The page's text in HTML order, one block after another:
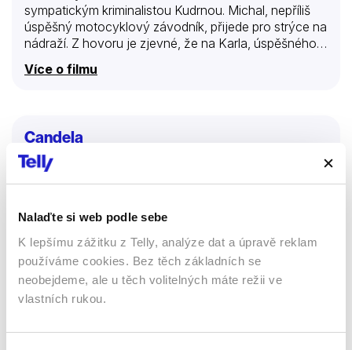
Nalaďte si web podle sebe
K lepšímu zážitku z Telly, analýze dat a úpravě reklam
používáme cookies. Bez těch základních se
neobejdeme, ale u těch volitelných máte režii ve
vlastních rukou.
sympatickým kriminalistou Kudrnou. Michal, nepříliš
úspěšný motocyklový závodník, přijede pro strýce na
nádraží. Z hovoru je zjevné, že na Karla, úspěšného
žárlí. Po jejich příjezdu k vile dojde k tragedii. Stisknutí
pracoval na mimořádném objevu luridia a neměl
žádný důvod k sebevraždě. Přesto se nepodaří
prokázat opak. Jitka se…
Více o filmu
Candela